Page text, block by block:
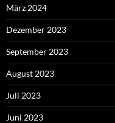
März 2024
Dezember 2023
September 2023
August 2023
Juli 2023
Juni 2023